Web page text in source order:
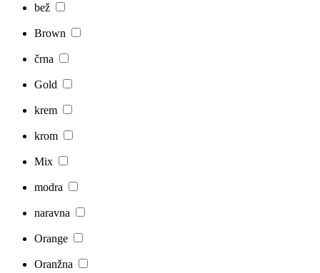
bež
Brown
črna
Gold
krem
krom
Mix
modra
naravna
Orange
Oranžna